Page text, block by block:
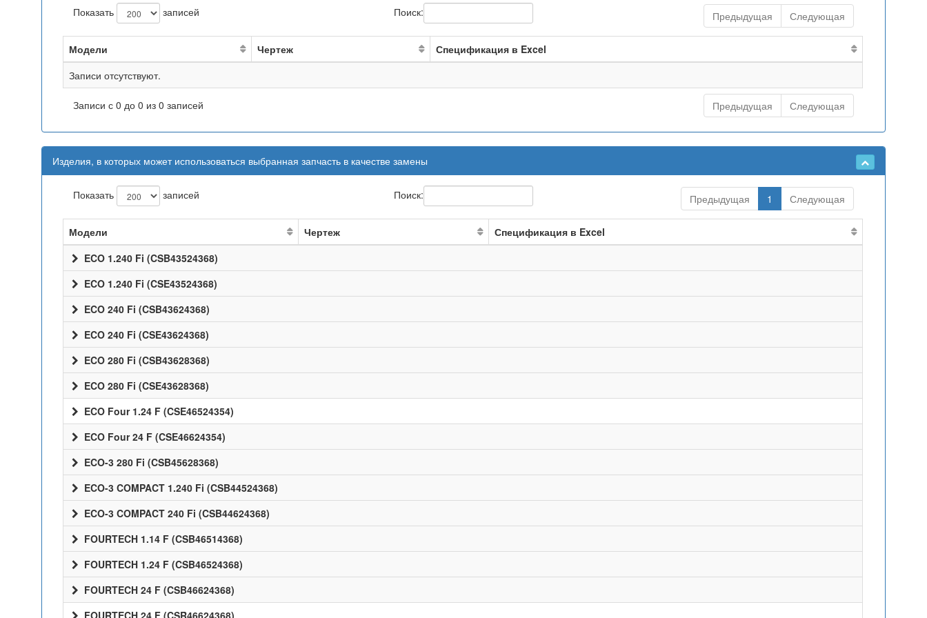
Показать записей Поиск: Предыдущая Следующая
Модели Чертеж
Спецификация в Excel
Записи отсутствуют.
Записи с 0 до 0 из 0 записей Предыдущая Следующая
Изделия, в которых может использоваться выбранная запчасть в качестве замены
Показать записей Поиск: Предыдущая 1 Следующая
Модели Чертеж
Спецификация в Excel
ECO 1.240 Fi (CSB43524368)
ECO 1.240 Fi (CSE43524368)
ECO 240 Fi (CSB43624368)
ECO 240 Fi (CSE43624368)
ECO 280 Fi (CSB43628368)
ECO 280 Fi (CSE43628368)
ECO Four 1.24 F (CSE46524354)
ECO Four 24 F (CSE46624354)
ECO-3 280 Fi (CSB45628368)
ECO-3 COMPACT 1.240 Fi (CSB44524368)
ECO-3 COMPACT 240 Fi (CSB44624368)
FOURTECH 1.14 F (CSB46514368)
FOURTECH 1.24 F (CSB46524368)
FOURTECH 24 F (CSB46624368)
FOURTECH 24 F (CSR46624368)